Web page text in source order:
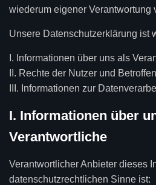
wiederum eigener Verantwortung
Unsere Datenschutzerklärung ist
I. Informationen über uns als
II. Rechte der Nutzer und
III. Informationen zur
I. Informationen über
Verantwortliche
Verantwortlicher Anbieter dieses
datenschutzrechtlichen Sinne ist: